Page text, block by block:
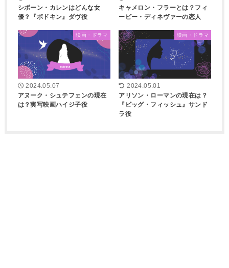
シボーン・カレンはどんな女
優？『ボドキン』ダヴ役
キャメロン・フラーとは？フィ
ービー・ディネヴァーの恋人
映画・ドラマ
2024.05.07
アヌーク・シュテフェンの現在
は？実写映画ハイジ子役
映画・ドラマ
2024.05.01
アリソン・ローマンの現在は？
『ビッグ・フィッシュ』サンド
ラ役